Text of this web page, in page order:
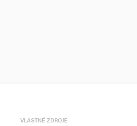
VLASTNÉ ZDROJE